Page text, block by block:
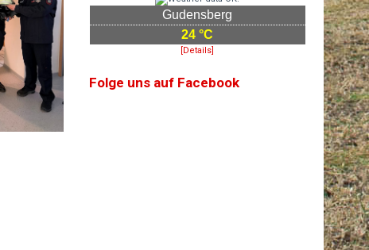
Gudensberg
24 °C
[Details]
Folge uns auf Facebook